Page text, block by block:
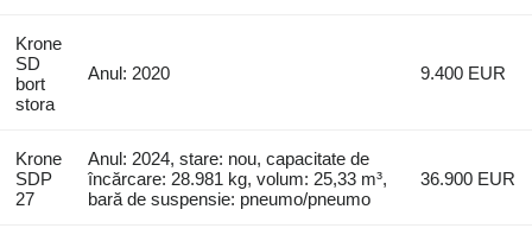
Krone
SD
bort
stora
Anul: 2020 9.400 EUR
Krone
SDP
27
Anul: 2024, stare: nou, capacitate de
încărcare: 28.981 kg, volum: 25,33 m³,
bară de suspensie: pneumo/pneumo
36.900 EUR